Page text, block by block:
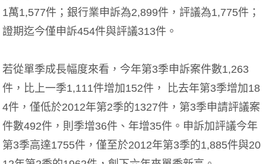
1萬1,577件；銀行業申訴為2,899件，評議為1,775件；
證期迄今僅申訴454件與評議313件。
若從單季成長幅度來看，今年第3季申訴案件數1,263
件，比上一季1,111件增加152件， 比去年第3季增加18
4件，僅低於2012年第2季的1327件，第3季申請評議案
件數492件，則季增36件、年增35件。申訴加評議今年
第3季高達1755件，僅至於2012年第3季的1,885件與20